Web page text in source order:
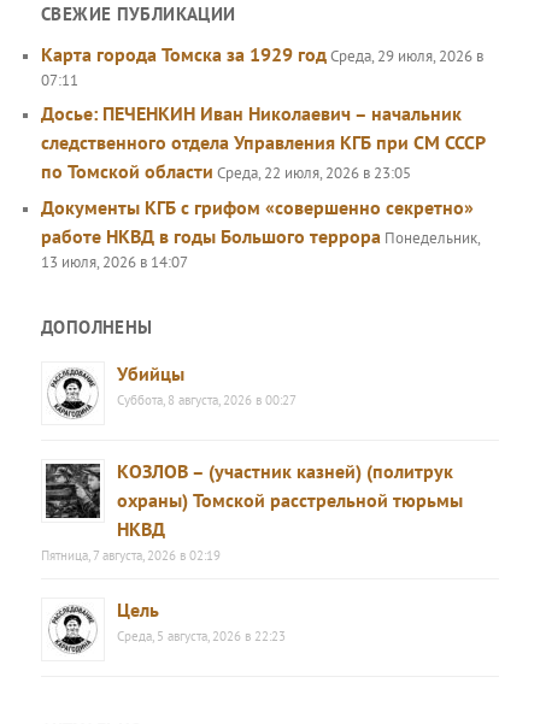
СВЕЖИЕ ПУБЛИКАЦИИ
Карта города Томска за 1929 годСреда, 29 июля, 2026 в
07:11
Досье: ПЕЧЕНКИН Иван Николаевич – начальник
следственного отдела Управления КГБ при СМ СССР
по Томской области Среда, 22 июля, 2026 в 23:05
Документы КГБ с грифом «совершенно секретно»
работе НКВД в годы Большого террора Понедельник,
13 июля, 2026 в 14:07
ДОПОЛНЕНЫ
Убийцы
Суббота, 8 августа, 2026 в 00:27
КОЗЛОВ – (участник казней) (политрук
охраны) Томской расстрельной тюрьмы
НКВД
Пятница, 7 августа, 2026 в 02:19
Цель
Среда, 5 августа, 2026 в 22:23